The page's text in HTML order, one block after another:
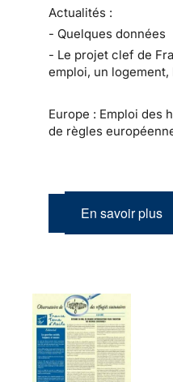
Actualités :
- Quelques données
- Le projet clef de
emploi, un logement,
Europe : Emploi des
de règles
En savoir plus